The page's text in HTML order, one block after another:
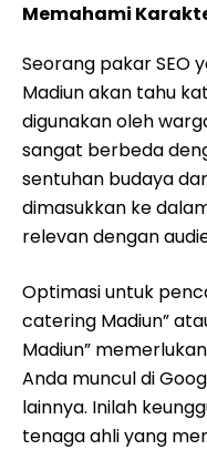
Memahami
Seorang pakar SEO
Madiun akan tahu
digunakan oleh
sangat berbeda
sentuhan budaya
dimasukkan ke
relevan dengan
Optimasi untuk
catering Madiun”
Madiun”
Anda muncul di
lainnya. Inilah
tenaga ahli yang